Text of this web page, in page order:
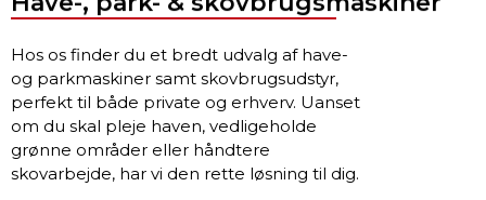
Hos os finder du et bredt udvalg af have-
og parkmaskiner samt skovbrugsudstyr,
perfekt til både private og erhverv. Uanset
om du skal pleje haven, vedligeholde
grønne områder eller håndtere
skovarbejde, har vi den rette løsning til dig.